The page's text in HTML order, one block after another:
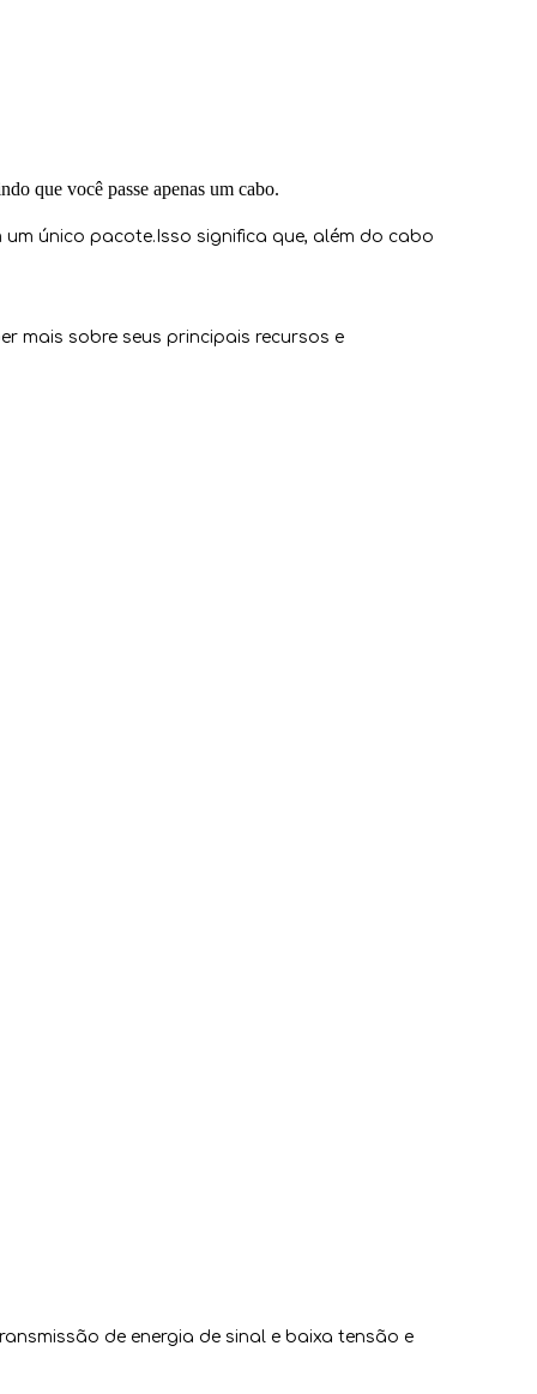
que você passe apenas um cabo.
único pacote.Isso significa que, além do cabo
mais sobre seus principais recursos e
de energia de sinal e baixa tensão e